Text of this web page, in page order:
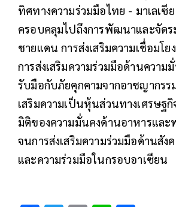
ทิศทางความร่วมมือไทย - มาเลเซี
ครอบคลุมไปถึงการพัฒนาและจัด
ชายแดน การส่งเสริมความเชื่อมโย
การส่งเสริมความร่วมมือด้านความ
รับมือกับภัยคุกคามจากอาชญากรร
เสริมความเป็นหุ้นส่วนทางเศรษฐกิ
มิติของความมั่นคงด้านอาหารและ
จนการส่งเสริมความร่วมมือด้านสั
และความร่วมมือในกรอบอาเซียน